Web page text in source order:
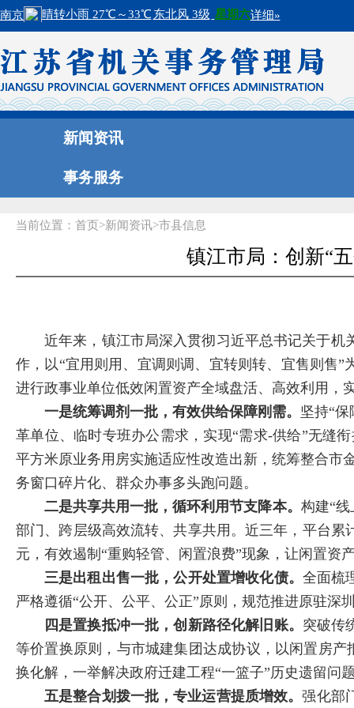
新闻资讯
事务服务
当前位置： 首页>新闻资讯>市县信息
镇江市局：创新“
近年来，镇江市局深入贯彻习近平总书记关于
作，以“宜用则用、宜调则调、宜转则转、宜售则售
进行政事业单位低效闲置资产全域盘活、高效利用，
一是统筹调剂一批，有效供给保障刚需。 坚持“
革单位、临时专班办公需求，实现“需求-供给”无缝
平方米原业务用房实施适应性改造出新，统筹整合市
务窗口碎片化、群众办事多头跑问题。
二是共享共用一批，循环利用节支降本。 构建“
部门、跨层级高效流转、共享共用。近三年，平台累
元，有效遏制“重购轻管、闲置浪费”现象，让闲置资
三是出租出售一批，公开处置增收化债。 全面梳
严格遵循“公开、公平、公正”原则，规范推进原驻深
四是置换抵冲一批，创新路径化解旧账。 突破传
等价置换原则，与市城建集团达成协议，以闲置房
换化解，一举解决政府迁建工程“一篮子”历史遗留问
五是整合划拨一批，专业运营提质增效。强化部